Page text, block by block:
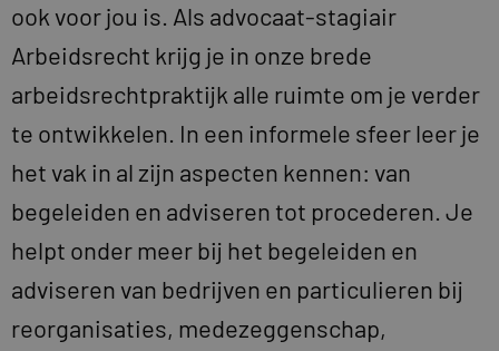
ook voor jou is. Als advocaat-stagiair
Arbeidsrecht krijg je in onze brede
arbeidsrechtpraktijk alle ruimte om je verder
te ontwikkelen. In een informele sfeer leer je
het vak in al zijn aspecten kennen: van
begeleiden en adviseren tot procederen. Je
helpt onder meer bij het begeleiden en
adviseren van bedrijven en particulieren bij
reorganisaties, medezeggenschap,